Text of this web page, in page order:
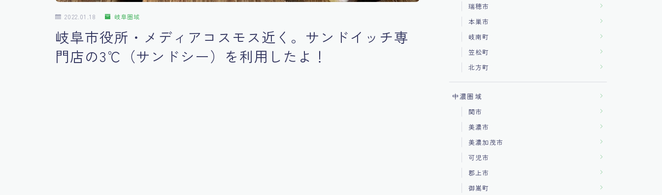
2022.01.18 岐阜圏域
岐阜市役所・メディアコスモス近く。サンドイッチ専
門店の3℃（サンドシー）を利用したよ！
瑞穂市
本巣市
岐南町
笠松町
北方町
中濃圏域
関市
美濃市
美濃加茂市
可児市
郡上市
御嵩町